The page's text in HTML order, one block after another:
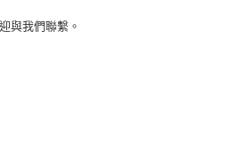
與我們聯繫。